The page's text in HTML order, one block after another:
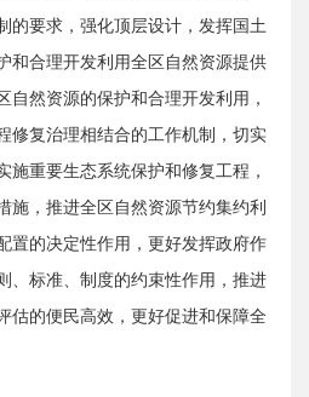
的要求，强化顶层设计，发挥国土
和合理开发利用全区自然资源提供
自然资源的保护和合理开发利用，
修复治理相结合的工作机制，切实
施重要生态系统保护和修复工程，
施，推进全区自然资源节约集约利
置的决定性作用，更好发挥政府作
、标准、制度的约束性作用，推进
估的便民高效，更好促进和保障全